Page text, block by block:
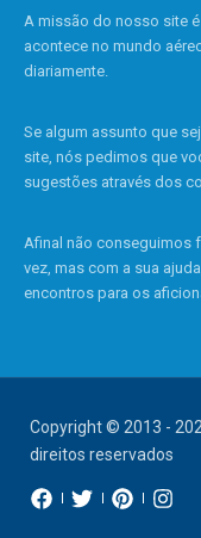
A missão do nosso site
acontece no mundo
diariamente.
Se algum assunto que
site, nós pedimos que
sugestões através dos
Afinal não conseguimos
vez, mas com a sua
encontros para os
Copyright © 2013 -
direitos reservados